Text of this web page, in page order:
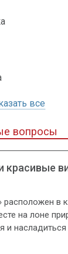
все
вопросы
красивые
расположен в
на лоне
и насладиться